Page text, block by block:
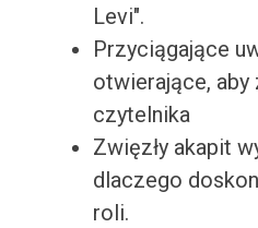
Levi".
Przyciągające
otwierające,
czytelnika
Zwięzły akapit
dlaczego
roli.